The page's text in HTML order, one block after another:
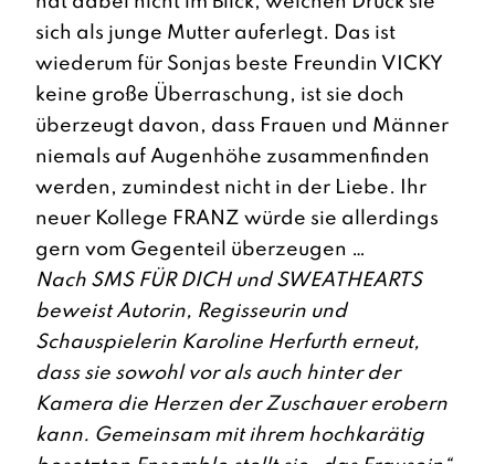
sich als junge Mutter auferlegt. Das ist
wiederum für Sonjas beste Freundin VICKY
keine große Überraschung, ist sie doch
überzeugt davon, dass Frauen und Männer
niemals auf Augenhöhe zusammenfinden
werden, zumindest nicht in der Liebe. Ihr
neuer Kollege FRANZ würde sie allerdings
gern vom Gegenteil überzeugen …
Nach SMS FÜR DICH und SWEATHEARTS
beweist Autorin, Regisseurin und
Schauspielerin Karoline Herfurth erneut,
dass sie sowohl vor als auch hinter der
Kamera die Herzen der Zuschauer erobern
kann. Gemeinsam mit ihrem hochkarätig